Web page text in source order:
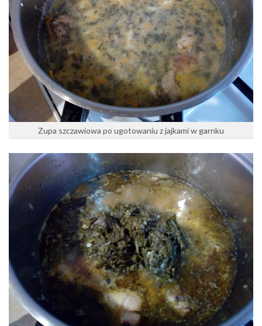
Zupa szczawiowa po ugotowaniu z jajkami w garnku